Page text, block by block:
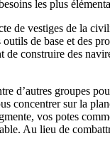
les plus
de vestiges de la
de base et des
construire des
d’autres groupes
concentrer sur la
vos potes
Au lieu de